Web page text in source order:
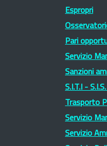
Espropri
Pari
Servizio
Sanzioni
S.I.T.I -
Trasporto
Servizio
Servizio